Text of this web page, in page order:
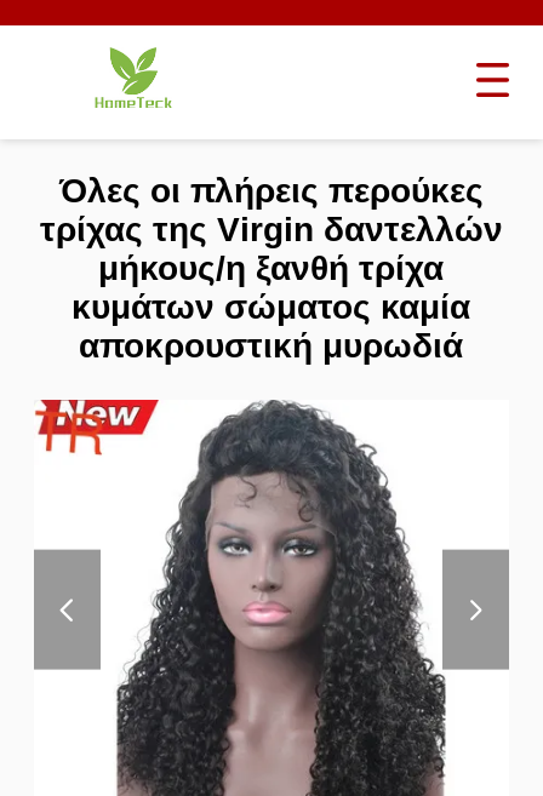
Όλες οι πλήρεις περούκες
τρίχας της Virgin δαντελλών
μήκους/η ξανθή τρίχα
κυμάτων σώματος καμία
αποκρουστική μυρωδιά